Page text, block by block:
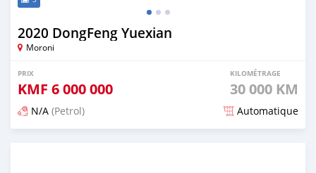
2020 DongFeng Yuexian
Moroni
PRIX
KMF 6 000 000
KILOMÉTRAGE
30 000 KM
N/A (Petrol) Automatique